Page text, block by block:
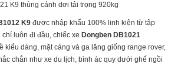
K9 thùng cánh dơi tải trọng 920kg
K9 được nhập khẩu 100% linh kiện từ tập
luôn đi đầu, chiếc xe Dongben DB1021
kiểu dáng, mặt cảng và ga lăng giống range rover,
chắn như xe du lịch, bình ác quy dưới ghế ngồi